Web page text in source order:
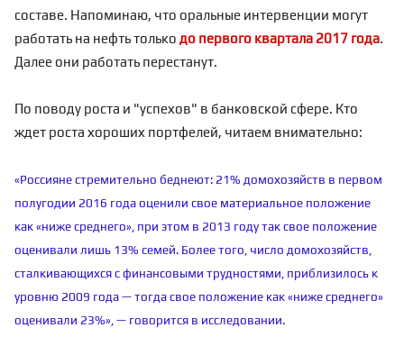
составе. Напоминаю, что оральные интервенции могут
работать на нефть только до первого квартала 2017 года.
Далее они работать перестанут.
По поводу роста и "успехов" в банковской сфере. Кто
ждет роста хороших портфелей, читаем внимательно:
«Россияне стремительно беднеют: 21% домохозяйств в первом
полугодии 2016 года оценили свое материальное положение
как «ниже среднего», при этом в 2013 году так свое положение
оценивали лишь 13% семей. Более того, число домохозяйств,
сталкивающихся с финансовыми трудностями, приблизилось к
уровню 2009 года — тогда свое положение как «ниже среднего»
оценивали 23%», — говорится в исследовании.